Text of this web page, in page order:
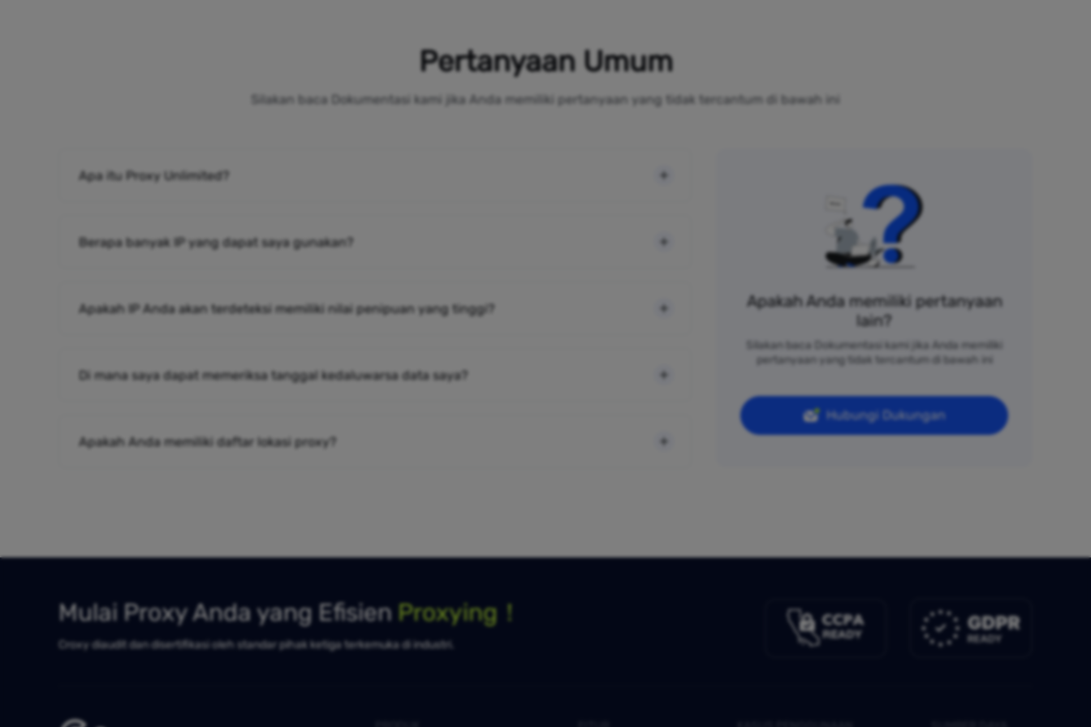
Pertanyaan Umum
Silakan baca Dokumentasi kami jika Anda memiliki pertanyaan yang tidak tercantum di bawah ini
Apa itu Proxy Unlimited?
Berapa banyak IP yang dapat saya gunakan?
Apakah IP Anda akan terdeteksi memiliki nilai penipuan yang tinggi?
Di mana saya dapat memeriksa tanggal kedaluwarsa data saya?
Apakah Anda memiliki daftar lokasi proxy?
Apakah Anda memiliki pertanyaan
lain?
Silakan baca Dokumentasi kami jika Anda memiliki
pertanyaan yang tidak tercantum di bawah ini
Hubungi Dukungan
Mulai Proxy Anda yang Efisien Proxying！
Croxy diaudit dan disertifikasi oleh standar pihak ketiga terkemuka di industri.